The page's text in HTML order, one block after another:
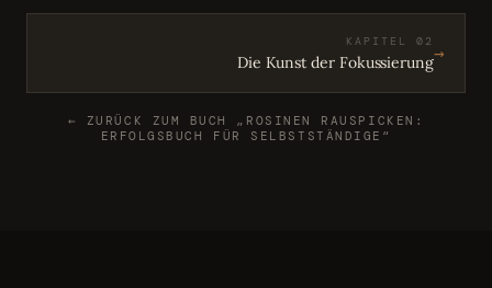
KAPITEL 02
Die Kunst der Fokussierung→
← ZURÜCK ZUM BUCH „ROSINEN RAUSPICKEN:
ERFOLGSBUCH FÜR SELBSTSTÄNDIGE“